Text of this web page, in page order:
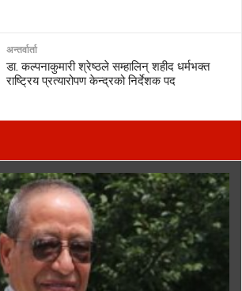
अन्तर्वार्ता
डा. कल्पनाकुमारी श्रेष्ठले सम्हालिन् शहीद धर्मभक्त
राष्ट्रिय प्रत्यारोपण केन्द्रको निर्देशक पद